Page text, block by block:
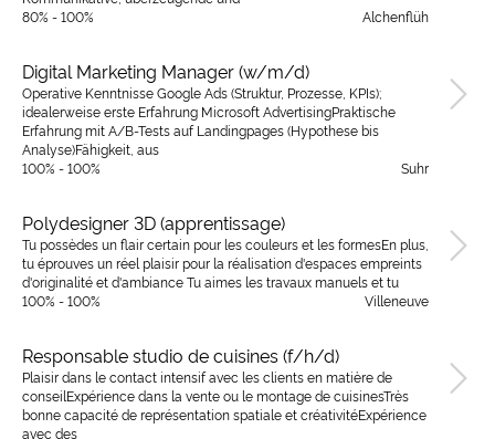
80% - 100%
Alchenflüh
Digital Marketing Manager (w/m/d)
Operative Kenntnisse Google Ads (Struktur, Prozesse, KPIs);
idealerweise erste Erfahrung Microsoft AdvertisingPraktische
Erfahrung mit A/B-Tests auf Landingpages (Hypothese bis
Analyse)Fähigkeit, aus
100% - 100%
Suhr
Polydesigner 3D (apprentissage)
Tu possèdes un flair certain pour les couleurs et les formesEn plus,
tu éprouves un réel plaisir pour la réalisation d'espaces empreints
d'originalité et d'ambiance Tu aimes les travaux manuels et tu
100% - 100%
Villeneuve
Responsable studio de cuisines (f/h/d)
Plaisir dans le contact intensif avec les clients en matière de
conseilExpérience dans la vente ou le montage de cuisinesTrès
bonne capacité de représentation spatiale et créativitéExpérience
avec des